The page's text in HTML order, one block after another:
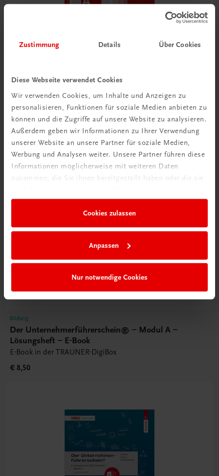
Zustimmung Details Über Cookies
Diese Webseite verwendet Cookies
Wir verwenden Cookies, um Inhalte und Anzeigen zu
personalisieren, Funktionen für soziale Medien anbieten zu
können und die Zugriffe auf unsere Website zu analysieren.
Außerdem geben wir Informationen zu Ihrer Verwendung
unserer Website an unsere Partner für soziale Medien,
Werbung und Analysen weiter. Unsere Partner führen diese
Informationen möglicherweise mit weiteren Daten
zusammen, die Sie ihnen bereitgestellt haben oder die sie
Cookies zulassen
Anpassen
Nur notwendige Cookies
E-Book in der TRAUNER-DigiBox
TRAUNER-DigiBox
€ 15,47
Bildung
Der Unternehmerführerschein® – Modul A –
Lösungsheft – E-Book
E-Book in der TRAUNER-DigiBox
€ 8,50